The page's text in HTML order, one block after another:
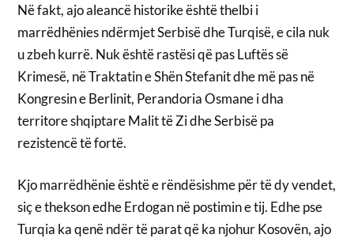
Në fakt, ajo aleancë historike është thelbi i
marrëdhënies ndërmjet Serbisë dhe Turqisë, e cila nuk
u zbeh kurrë. Nuk është rastësi që pas Luftës së
Krimesë, në Traktatin e Shën Stefanit dhe më pas në
Kongresin e Berlinit, Perandoria Osmane i dha
territore shqiptare Malit të Zi dhe Serbisë pa
rezistencë të fortë.
Kjo marrëdhënie është e rëndësishme për të dy vendet,
siç e thekson edhe Erdogan në postimin e tij. Edhe pse
Turqia ka qenë ndër të parat që ka njohur Kosovën, ajo